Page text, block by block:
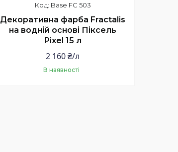
Base FC 503
Декоративна фарба Fractalis
на водній основі Піксель
Pixel 15 л
2 160 ₴/л
В наявності